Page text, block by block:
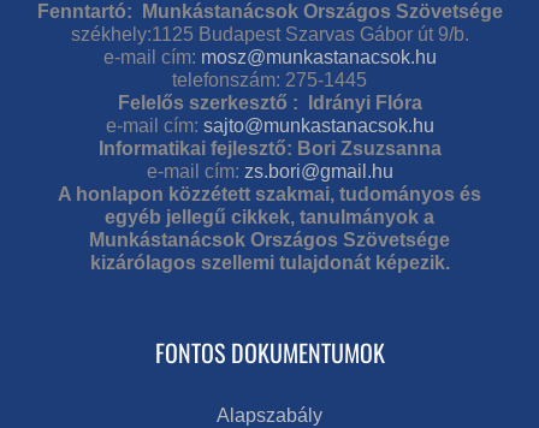
Fenntartó: Munkástanácsok Országos Szövetsége
székhely:1125 Budapest Szarvas Gábor út 9/b.
e-mail cím: mosz@munkastanacsok.hu
telefonszám: 275-1445
Felelős szerkesztő : Idrányi Flóra
e-mail cím: sajto@munkastanacsok.hu
Informatikai fejlesztő: Bori Zsuzsanna
e-mail cím: zs.bori@gmail.hu
A honlapon közzétett szakmai, tudományos és
egyéb jellegű cikkek, tanulmányok a
Munkástanácsok Országos Szövetsége
kizárólagos szellemi tulajdonát képezik.
FONTOS DOKUMENTUMOK
Alapszabály